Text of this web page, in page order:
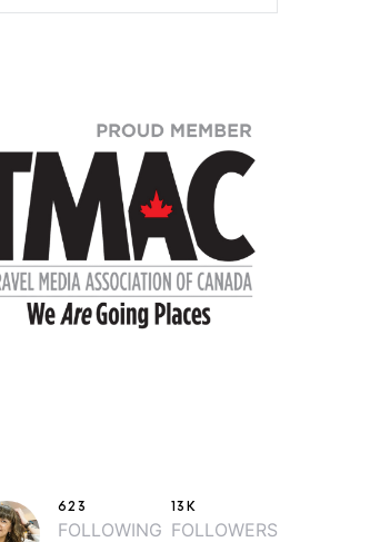
623
FOLLOWING
13K
FOLLOWERS